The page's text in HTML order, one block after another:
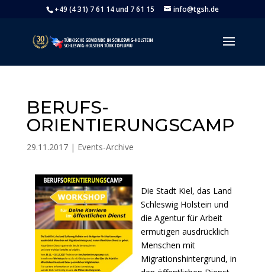
+49 (4 31) 7 61 14 und 7 61 15 info@tgsh.de
BERUFS-
ORIENTIERUNGSCAMP
29.11.2017| Events-Archive
Die Stadt Kiel, das Land
Schleswig Holstein und
die Agentur für Arbeit
ermutigen ausdrücklich
Menschen mit
Migrationshintergrund, in